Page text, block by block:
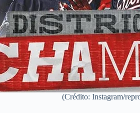
(Crédito: Instagram/